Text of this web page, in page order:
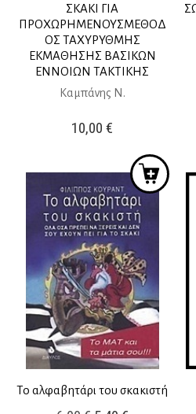
ΣΚΑΚΙ ΓΙΑ
ΠΡΟΧΩΡΗΜΕΝΟΥΣΜΕΘΟΔ
ΟΣ ΤΑΧΥΡΥΘΜΗΣ
ΕΚΜΑΘΗΣΗΣ ΒΑΣΙΚΩΝ
ΕΝΝΟΙΩΝ ΤΑΚΤΙΚΗΣ
Καμπάνης Ν.
10,00€
Το αλφαβητάρι του σκακιστή